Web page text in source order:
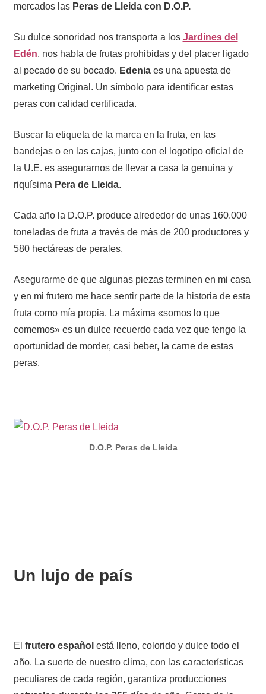
mercados las Peras de Lleida con D.O.P.
Su dulce sonoridad nos transporta a los Jardines del
Edén, nos habla de frutas prohibidas y del placer ligado
al pecado de su bocado. Edeniaes una apuesta de
marketing Original. Un símbolo para identificar estas
peras con calidad certificada.
Buscar la etiqueta de la marca en la fruta, en las
bandejas o en las cajas, junto con el logotipo oficial de
la U.E. es asegurarnos de llevar a casa la genuina y
riquísima Pera de Lleida.
Cada año la D.O.P. produce alrededor de unas 160.000
toneladas de fruta a través de más de 200 productores y
580 hectáreas de perales.
Asegurarme de que algunas piezas terminen en mi casa
y en mi frutero me hace sentir parte de la historia de esta
fruta como mía propia. La máxima «somos lo que
comemos» es un dulce recuerdo cada vez que tengo la
oportunidad de morder, casi beber, la carne de estas
peras.
D.O.P. Peras de Lleida
Un lujo de país
El frutero español está lleno, colorido y dulce todo el
año. La suerte de nuestro clima, con las características
peculiares de cada región, garantiza producciones